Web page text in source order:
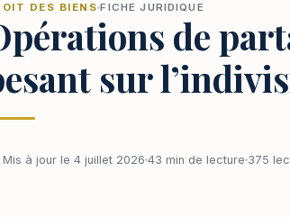
DES BIENS FICHE JURIDIQUE
de
sur
Mis à jour le 4 juillet 2026 43 min de lecture 375